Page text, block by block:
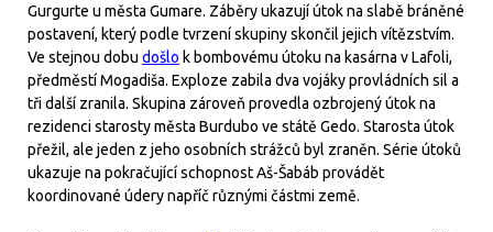
Gurgurte u města Gumare. Záběry ukazují útok na slabě bráněné
postavení, který podle tvrzení skupiny skončil jejich vítězstvím.
Ve stejnou dobu došlo k bombovému útoku na kasárna v Lafoli,
předměstí Mogadiša. Exploze zabila dva vojáky provládních sil a
tři další zranila. Skupina zároveň provedla ozbrojený útok na
rezidenci starosty města Burdubo ve státě Gedo. Starosta útok
přežil, ale jeden z jeho osobních strážců byl zraněn. Série útoků
ukazuje na pokračující schopnost Aš-Šabáb provádět
koordinované údery napříč různými částmi země.